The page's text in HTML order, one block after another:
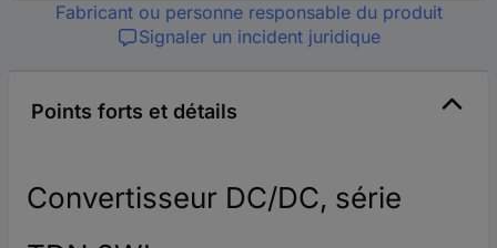
Fabricant ou personne responsable du produit
Signaler un incident juridique
Points forts et détails
Convertisseur DC/DC, série